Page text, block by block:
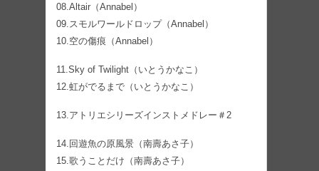
08.Altair（Annabel）
09.スモルワールドロップ（Annabel）
10.空の傷痕（Annabel）
11.Sky of Twilight（いとうかなこ）
12.虹がでるまで（いとうかなこ）
13.アトリエシリーズインストメドレー＃2
14.回遊魚の原風景（南壽あさ子）
15.歌うことだけ（南壽あさ子）